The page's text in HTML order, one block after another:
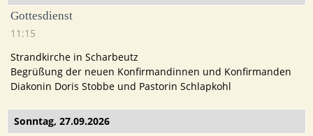
Gottesdienst
11:15
Strandkirche in Scharbeutz
Begrüßung der neuen Konfirmandinnen und Konfirmanden
Diakonin Doris Stobbe und Pastorin Schlapkohl
Sonntag, 27.09.2026